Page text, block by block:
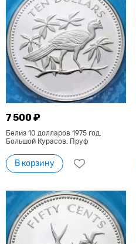
7 500 ₽
Белиз 10 долларов 1975 год.
Большой Курасов. Пруф
В корзину